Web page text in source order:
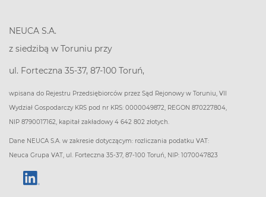
NEUCA S.A.
z siedzibą w Toruniu przy
ul. Forteczna 35-37, 87-100 Toruń,
wpisana do Rejestru Przedsiębiorców przez Sąd Rejonowy w Toruniu, VII
Wydział Gospodarczy KRS pod nr KRS: 0000049872, REGON 870227804,
NIP 8790017162, kapitał zakładowy 4 642 802 złotych.
Dane NEUCA S.A. w zakresie dotyczącym: rozliczania podatku VAT:
Neuca Grupa VAT, ul. Forteczna 35-37, 87-100 Toruń, NIP: 1070047823